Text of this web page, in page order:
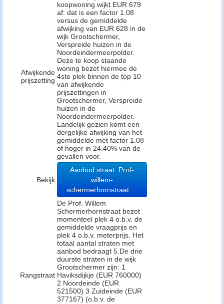
Afwijkende
prijszetting
koopwoning wijkt EUR 679
af: dat is een factor 1.08
versus de gemiddelde
afwijking van EUR 628 in de
wijk Grootschermer,
Verspreide huizen in de
Noordeindermeerpolder.
Deze te koop staande
woning bezet hiermee de
4ste plek binnen de top 10
van afwijkende
prijszettingen in
Grootschermer, Verspreide
huizen in de
Noordeindermeerpolder.
Landelijk gezien komt een
dergelijke afwijking van het
gemiddelde met factor 1.08
of hoger in 24.40% van de
gevallen voor.
Bekijk
Aanbod straat: Prof-
willem-
schermerhornstraat
Rangstraat
De Prof. Willem
Schermerhornstraat bezet
momenteel plek 4 o.b.v. de
gemiddelde vraagprijs en
plek 4 o.b.v. meterprijs. Het
totaal aantal straten met
aanbod bedraagt 5.De drie
duurste straten in de wijk
Grootschermer zijn: 1
Haviksdijkje (EUR 760000)
2 Noordeinde (EUR
521500) 3 Zuideinde (EUR
377167) (o.b.v. de